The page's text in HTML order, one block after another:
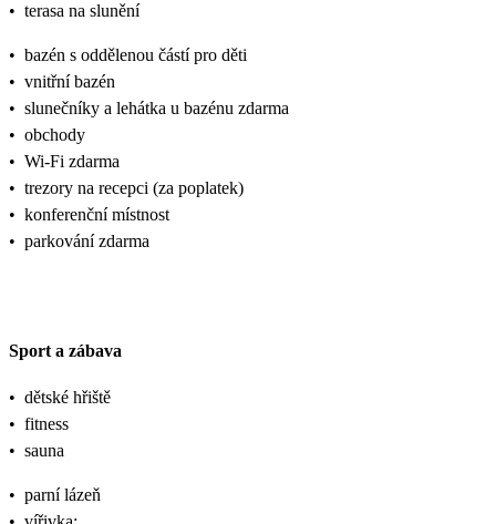
• terasa na slunění
• bazén s oddělenou částí pro děti
• vnitřní bazén
• slunečníky a lehátka u bazénu zdarma
• obchody
• Wi-Fi zdarma
• trezory na recepci (za poplatek)
• konferenční místnost
• parkování zdarma
Sport a zábava
• dětské hřiště
• fitness
• sauna
• parní lázeň